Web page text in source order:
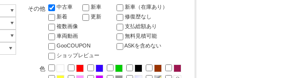
その他 中古車 新車
新車（在庫あり）
新着
更新
修復歴なし
複数画像
支払総額あり
車両動画
無料見積可能
GooCOUPON
ASKを含めない
ショップレビュー
色